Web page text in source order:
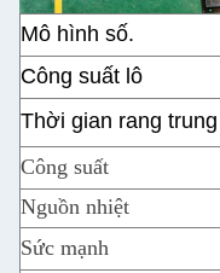
Mô hình số.
Công suất lô
Thời gian rang
Công suất
Nguồn nhiệt
Sức mạnh